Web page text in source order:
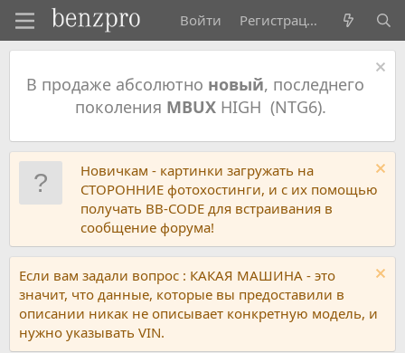
Войти Регистрация
В продаже абсолютно новый, последнего
поколения MBUXHIGH (NTG6).
Новичкам - картинки загружать на
СТОРОННИЕ фотохостинги, и с их помощью
получать BB-CODE для встраивания в
сообщение форума!
Если вам задали вопрос : КАКАЯ МАШИНА - это
значит, что данные, которые вы предоставили в
описании никак не описывает конкретную модель, и
нужно указывать VIN.